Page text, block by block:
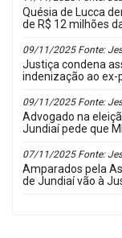
Quésia de Lucca
de R$ 12 milhões
09/11/2025 Fonte:
Justiça condena
indenização ao ex-
09/11/2025 Fonte:
Advogado na
Jundiaí pede que
07/11/2025 Fonte:
Amparados pela
de Jundiaí vão à